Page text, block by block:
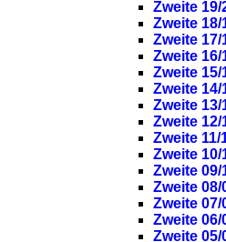
Zweite 19/
Zweite 18/
Zweite 17/
Zweite 16/
Zweite 15/
Zweite 14/
Zweite 13/
Zweite 12/
Zweite 11/
Zweite 10/
Zweite 09/
Zweite 08/
Zweite 07/
Zweite 06/
Zweite 05/